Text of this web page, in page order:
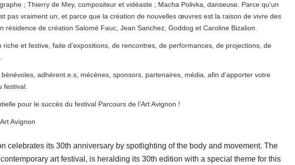
; Thierry de Mey, compositeur et vidéaste ; Macha Polivka, danseuse. Parce qu’un
pas vraiment un, et parce que la création de nouvelles œuvres est la raison de vivre des
résidence de création Salomé Fauc, Jean Sanchez, Goddog et Caroline Bizalion.
et festive, faite d’expositions, de rencontres, de performances, de projections, de
adhérent.e.s, mécènes, sponsors, partenaires, média, afin d’apporter votre
festival.
pour le succès du festival Parcours de l’Art Avignon !
Avignon
celebrates its 30th anniversary by spotlighting of the body and movement. The
art festival, is heralding its 30th edition with a special theme for this